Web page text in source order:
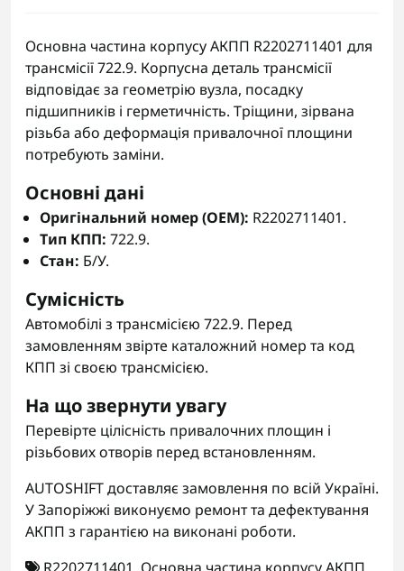
Основна частина корпусу АКПП R2202711401 для
трансмісії 722.9. Корпусна деталь трансмісії
відповідає за геометрію вузла, посадку
підшипників і герметичність. Тріщини, зірвана
різьба або деформація привалочної площини
потребують заміни.
Основні дані
Оригінальний номер (OEM): R2202711401.
Тип КПП: 722.9.
Стан: Б/У.
Сумісність
Автомобілі з трансмісією 722.9. Перед
замовленням звірте каталожний номер та код
КПП зі своєю трансмісією.
На що звернути увагу
Перевірте цілісність привалочних площин і
різьбових отворів перед встановленням.
AUTOSHIFT доставляє замовлення по всій Україні.
У Запоріжжі виконуємо ремонт та дефектування
АКПП з гарантією на виконані роботи.